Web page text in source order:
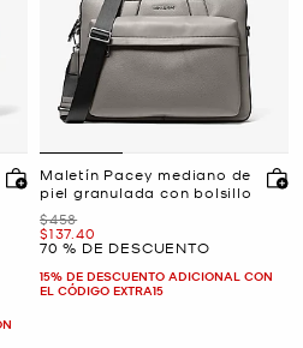
Maletín Pacey mediano de
piel granulada con bolsillo
Era
$458
Ahora
$137.40
70 % DE DESCUENTO
15% DE DESCUENTO ADICIONAL CON
EL CÓDIGO EXTRA15